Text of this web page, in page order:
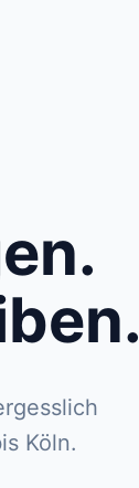
Köln.